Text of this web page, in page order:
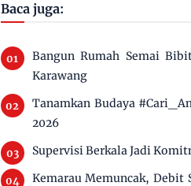
Baca juga:
Bangun Rumah Semai
Karawang
Tanamkan Budaya
2026
Supervisi Berkala Jadi
Kemarau Memuncak, Debit